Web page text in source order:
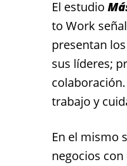
El estudio
to Work
presentan
sus líderes;
trabajo y
En el mismo
negocios